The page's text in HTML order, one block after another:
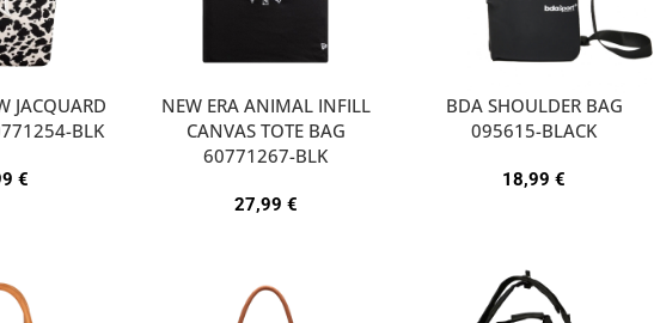
JACQUARD
BLK
€
NEW ERA ANIMAL INFILL
CANVAS TOTE BAG
60771267-BLK
27,99 €
BDA SHOULDER BAG
095615-BLACK
18,99€